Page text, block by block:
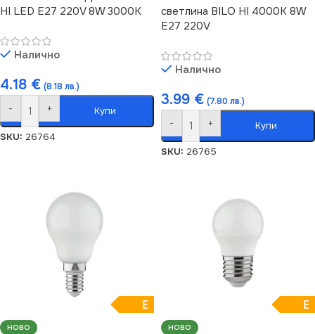
HI LED E27 220V 8W 3000K
Налично
4.18 € (8.18 лв.)
- + Купи
SKU: 26764
светлина BILO HI 4000K 8W
E27 220V
Налично
3.99 € (7.80 лв.)
- + Купи
SKU: 26765
E
НОВО
E
НОВО